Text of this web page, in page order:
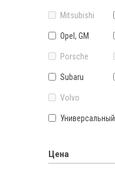
Mitsubishi
Opel, GM
Porsche
Subaru
Volvo
Универсальный
Цена